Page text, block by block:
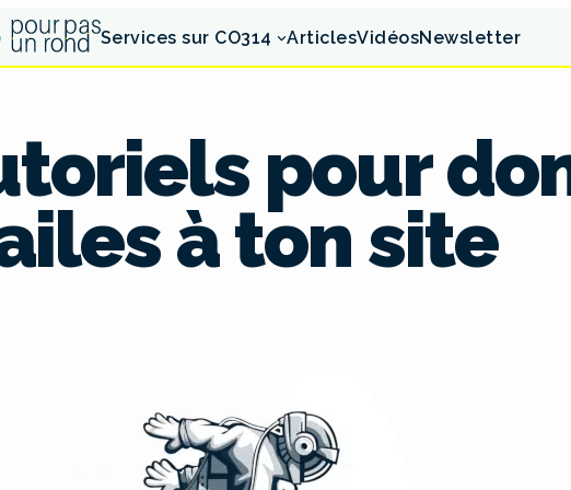
Services sur CO314 ArticlesVidéosNewsletter
pour
à ton site